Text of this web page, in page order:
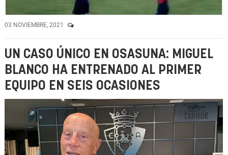
03 NOVIEMBRE, 2021
UN CASO ÚNICO EN OSASUNA: MIGUEL
BLANCO HA ENTRENADO AL PRIMER
EQUIPO EN SEIS OCASIONES